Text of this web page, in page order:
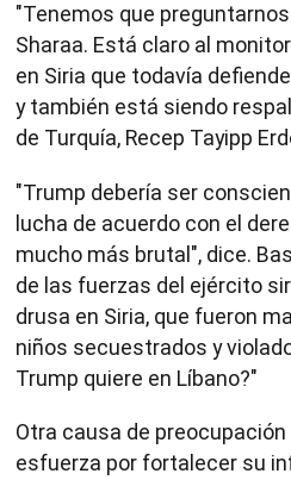
"Tenemos que
Sharaa. Está claro al
en Siria que todavía
y también está siendo
de Turquía, Recep Tayipp
"Trump debería ser
lucha de acuerdo con el
mucho más brutal", dice.
de las fuerzas del ejército
drusa en Siria, que fueron
niños secuestrados y
Trump quiere en Líbano?"
Otra causa de
esfuerza por fortalecer su